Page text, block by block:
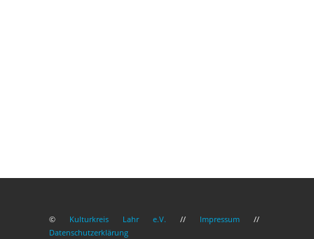
© Kulturkreis Lahr e.V. // Impressum //
Datenschutzerklärung